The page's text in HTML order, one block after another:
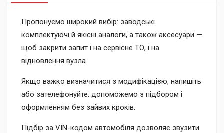
Пропонуємо широкий вибір: заводські
комплектуючі й якісні аналоги, а також аксесуари —
щоб закрити запит і на сервісне ТО, і на
відновлення вузла.
Якщо важко визначитися з модифікацією, напишіть
або зателефонуйте: допоможемо з підбором і
оформленням без зайвих кроків.
Підбір за VIN-кодом автомобіля дозволяє звузити